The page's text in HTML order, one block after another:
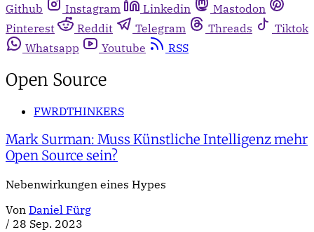
Github
Instagram Linkedin
Mastodon
Pinterest
Reddit Telegram Threads
Tiktok
Whatsapp
Youtube RSS
Open Source
FWRDTHINKERS
Mark Surman: Muss Künstliche Intelligenz mehr
Open Source sein?
Nebenwirkungen eines Hypes
Von Daniel Fürg
/ 28 Sep. 2023